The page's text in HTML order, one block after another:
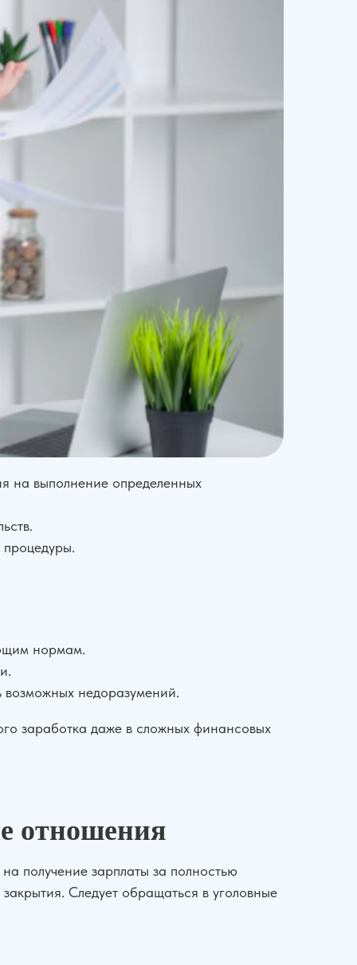
на выполнение определенных
нормам.
возможных недоразумений.
заработка даже в сложных финансовых
отношения
получение зарплаты за полностью
Следует обращаться в уголовные